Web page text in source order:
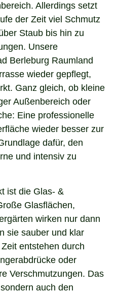
Allerdings setzt
der Zeit viel Schmutz
Staub bis hin zu
Unsere
Berleburg Raumland
wieder gepflegt,
Ganz gleich, ob kleine
Außenbereich oder
Eine professionelle
wieder besser zur
dafür, den
und intensiv zu
ist die Glas- &
Glasflächen,
wirken nur dann
sie sauber und klar
entstehen durch
oder
Verschmutzungen. Das
auch den